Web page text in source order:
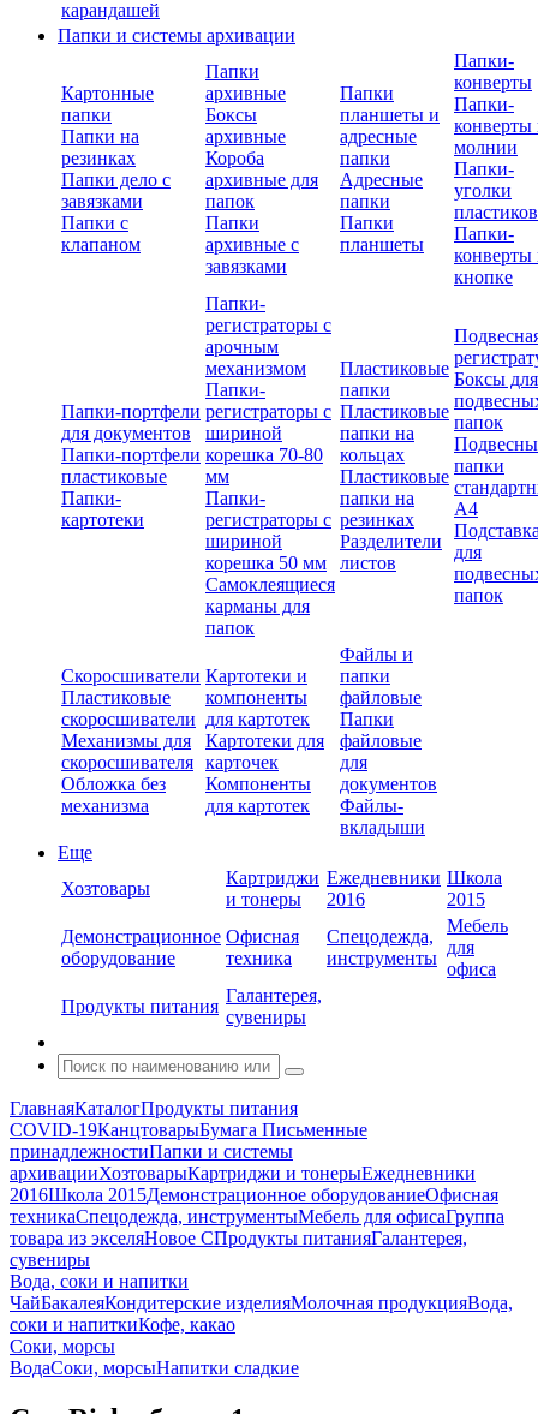
карандашей
Папки и системы архивации
Картонные
папки
Папки на
резинках
Папки дело с
завязками
Папки с
клапаном
Папки
архивные
Боксы
архивные
Короба
архивные для
папок
Папки
архивные с
завязками
Папки
планшеты и
адресные
папки
Адресные
папки
Папки
планшеты
Папки-
конверты
Папки-
конверты
молнии
Папки-
уголки
Папки-
конверты
кнопке
Папки-портфели
для документов
Папки-портфели
пластиковые
Папки-
картотеки
Папки-
регистраторы с
арочным
механизмом
Папки-
регистраторы с
шириной
корешка 70-80
мм
Папки-
регистраторы с
шириной
корешка 50 мм
Самоклеящиеся
карманы для
папок
Пластиковые
папки
Пластиковые
папки на
кольцах
Пластиковые
папки на
резинках
Разделители
листов
Боксы для
папок
папки
А4
для
папок
Скоросшиватели
Пластиковые
скоросшиватели
Механизмы для
скоросшивателя
Обложка без
механизма
Картотеки и
компоненты
для картотек
Картотеки для
карточек
Компоненты
для картотек
Файлы и
папки
файловые
Папки
файловые
для
документов
Файлы-
вкладыши
Еще
Хозтовары
Картриджи
и тонеры
Ежедневники
2016
Школа
2015
Демонстрационное
оборудование
Офисная
техника
Спецодежда,
инструменты
Мебель
для
офиса
Продукты питания
Галантерея,
сувениры
ГлавнаяКаталогПродукты питания
COVID-19КанцтоварыБумага Письменные
принадлежностиПапки и системы
архивацииХозтоварыКартриджи и тонерыЕжедневники
2016Школа 2015Демонстрационное оборудованиеОфисная
техникаСпецодежда, инструментыМебель для офисаГруппа
товара из экселяНовое СПродукты питанияГалантерея,
сувениры
Вода, соки и напитки
ЧайБакалеяКондитерские изделияМолочная продукцияВода,
соки и напиткиКофе, какао
Соки, морсы
ВодаСоки, морсыНапитки сладкие